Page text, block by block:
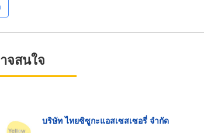
จสนใจ
บริษัท ไทยซิซูกะแอสเซสเซอรี่ จำกัด